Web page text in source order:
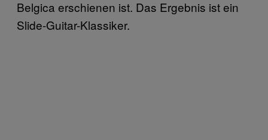
Belgica erschienen ist. Das Ergebnis ist ein
Slide-Guitar-Klassiker.